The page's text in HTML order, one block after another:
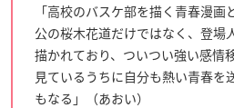
「高校のバスケ部を描く青春漫画
公の桜木花道だけではなく、登場
描かれており、ついつい強い感情
見ているうちに自分も熱い青春を
もなる」（あおい）